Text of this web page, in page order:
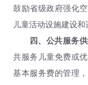
鼓励省级政府强化
儿童活动设施建设和
四、公共服务
共服务儿童免费或
基本服务费的管理